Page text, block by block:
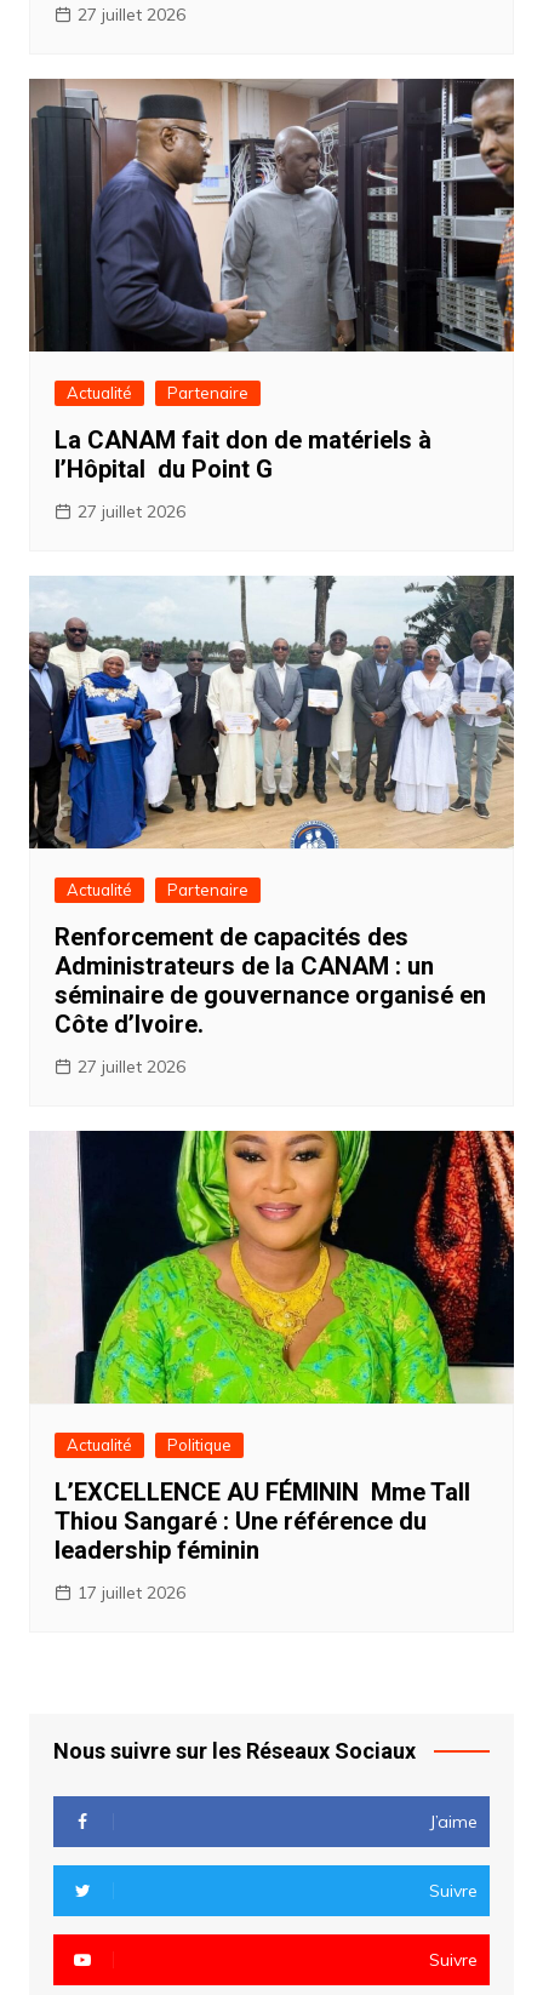
27 juillet 2026
Actualité Partenaire
La CANAM fait don de matériels à
l’Hôpital du Point G
27 juillet 2026
Actualité Partenaire
Renforcement de capacités des
Administrateurs de la CANAM : un
séminaire de gouvernance organisé en
Côte d’Ivoire.
27 juillet 2026
Actualité Politique
L’EXCELLENCE AU FÉMININ Mme Tall
Thiou Sangaré : Une référence du
leadership féminin
17 juillet 2026
Nous suivre sur les Réseaux Sociaux
J’aime
Suivre
Suivre